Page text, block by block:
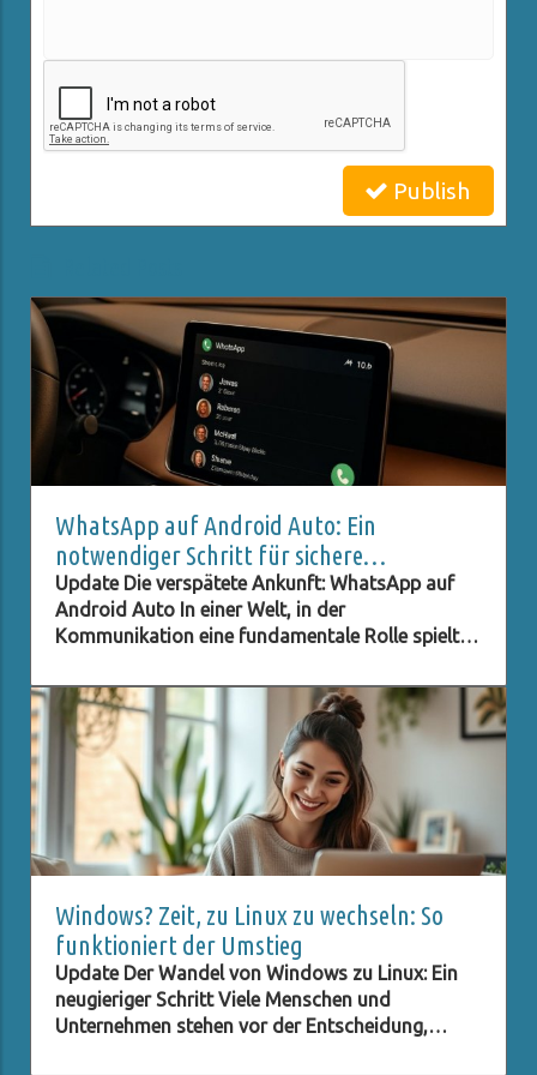
Publish
WhatsApp auf Android Auto: Ein
notwendiger Schritt für sichere
Kommunikation im Auto
Update Die verspätete Ankunft: WhatsApp auf
Android Auto In einer Welt, in der
Kommunikation eine fundamentale Rolle spielt,
WhatsApp erst nach dreijähriger Wartezeit auf
Android Auto verfügbar wird. Diese Verzögerung
stellt nicht nur technische Herausforderungen
dar, sondern wirft auch Fragen nach der
Bedeutung von Benutzerfreundlichkeit und
Datenschutz auf. Immer mehr Menschen sind auf
digitale Kommunikation angewiesen, und eine
reibungslos funktionierende App ist
entscheidend für den Alltag vieler Nutzer. Diese
Situation zeigt deutlich, dass auch große
Unternehmen wie Meta, die WhatsApp betreibt,
nicht immer schnell genug auf die Bedürfnisse
der Nutzer eingehen können. Die Bedeutung von
Benutzerfreundlichkeit und Datenschutz
Windows? Zeit, zu Linux zu wechseln: So
funktioniert der Umstieg
Update Der Wandel von Windows zu Linux: Ein
neugieriger Schritt Viele Menschen und
Unternehmen stehen vor der Entscheidung,